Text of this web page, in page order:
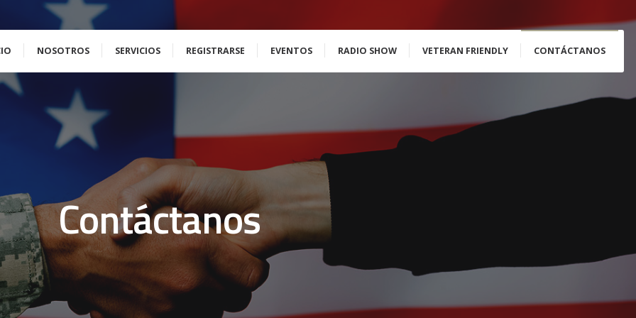
NOSOTROS SERVICIOS REGISTRARSE EVENTOS RADIO SHOW VETERAN FRIENDLY CONTÁCTANOS
Contáctanos